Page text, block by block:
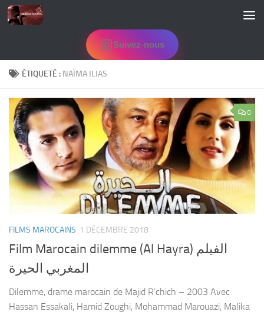
Skip to content
Suivez-nous
ÉTIQUETÉ : NAÏMA ILIAS
0
FILMS MAROCAINS 1 DÉCEMBRE 2018
Film Marocain dilemme (Al Hayra) الفيلم
المغربي الحيرة
Dilemme, drame marocain de Majid R’chich – 2003 Avec
Hassan Essakali, Hamid Zoughi, Mohammad Marouazi, Malika